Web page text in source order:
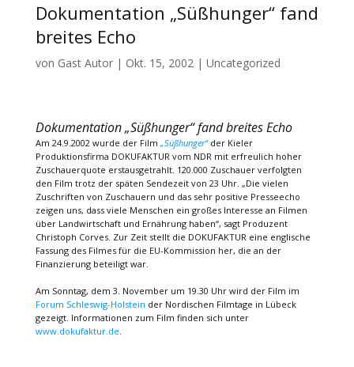
Dokumentation „Süßhunger“ fand
breites Echo
von Gast Autor| Okt. 15, 2002| Uncategorized
Dokumentation „Süßhunger“ fand breites Echo
Am 24.9.2002 wurde der Film „Süßhunger“der Kieler
Produktionsfirma DOKUFAKTUR vom NDR mit erfreulich hoher
Zuschauerquote erstausgetrahlt. 120.000 Zuschauer verfolgten
den Film trotz der späten Sendezeit von 23 Uhr. „Die vielen
Zuschriften von Zuschauern und das sehr positive Presseecho
zeigen uns, dass viele Menschen ein großes Interesse an Filmen
über Landwirtschaft und Ernährung haben“, sagt Produzent
Christoph Corves. Zur Zeit stellt die DOKUFAKTUR eine englische
Fassung des Filmes für die EU-Kommission her, die an der
Finanzierung beteiligt war.
Am Sonntag, dem 3. November um 19.30 Uhr wird der Film im
Forum Schleswig-Holstein der Nordischen Filmtage in Lübeck
gezeigt. Informationen zum Film finden sich unter
www.dokufaktur.de